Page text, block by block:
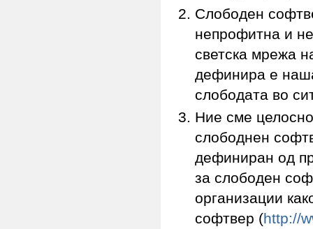
Слободен
непрофитна и
светска мрежа
дефинира е
слободата во
Ние сме
слободнен
дефиниран од
за слободен
организации
софтвер (http://